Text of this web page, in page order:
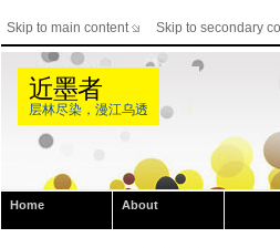
Skip to main content Skip to secondary
近墨者
层林尽染，漫江乌透
Home About